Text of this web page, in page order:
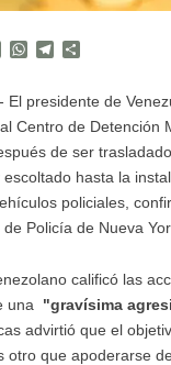
ThreadsWhatsApp
Telegram
El presidente de
Centro de Detención
de ser
hasta la
policiales,
Policía de Nueva
calificó las
una "gravísima
advirtió que el
otro que apoderarse